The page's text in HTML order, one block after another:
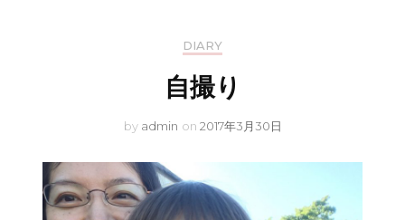
DIARY
自撮り
by admin on 2017年3月30日